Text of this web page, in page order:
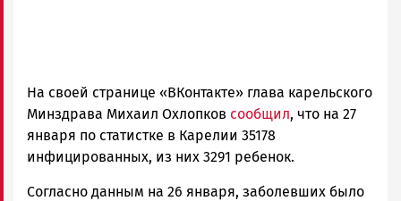
На своей странице «ВКонтакте» глава карельского
Минздрава Михаил Охлопков сообщил, что на 27
января по статистке в Карелии 35178
инфицированных, из них 3291 ребенок.
Согласно данным на 26 января, заболевших было